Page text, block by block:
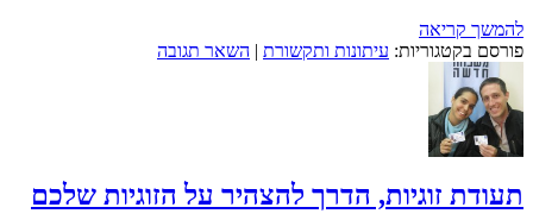
להמשך קריאה
פורסם בקטגוריות: עיתונות ותקשורת | השאר תגובה
תעודת זוגיות, הדרך להצהיר על הזוגיות שלכם